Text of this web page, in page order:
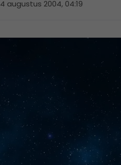
4 augustus 2004, 04:19